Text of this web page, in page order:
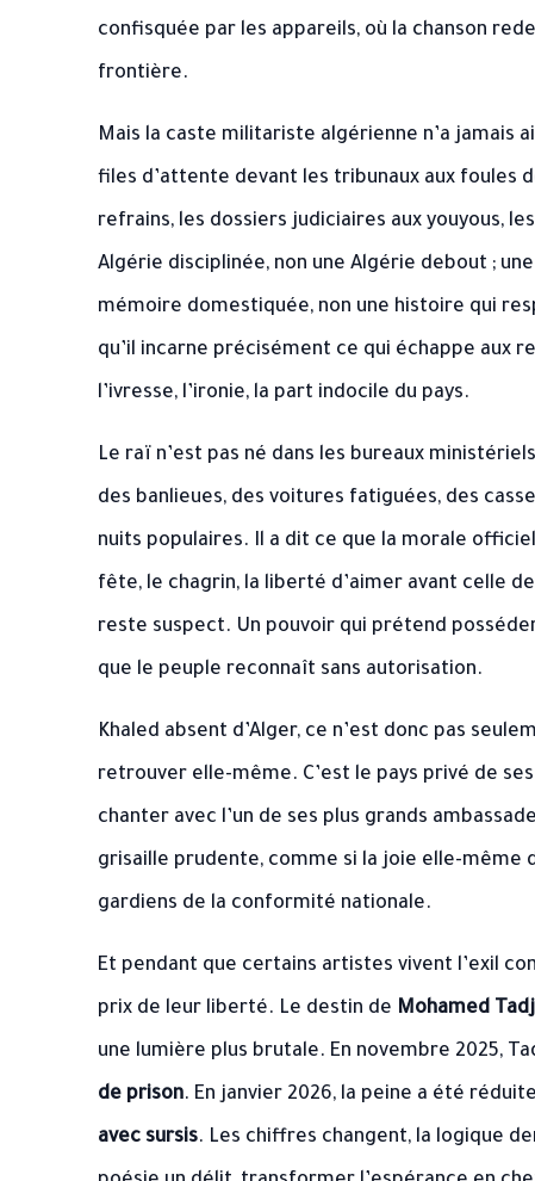
confisquée par les appareils, où la chanson
frontière.
Mais la caste militariste algérienne n’a jamais
files d’attente devant les tribunaux aux foules
refrains, les dossiers judiciaires aux youyous,
Algérie disciplinée, non une Algérie debout ;
mémoire domestiquée, non une histoire qui
qu’il incarne précisément ce qui échappe aux
l’ivresse, l’ironie, la part indocile du pays.
Le raï n’est pas né dans les bureaux
des banlieues, des voitures fatiguées, des
nuits populaires. Il a dit ce que la morale
fête, le chagrin, la liberté d’aimer avant celle
reste suspect. Un pouvoir qui prétend
que le peuple reconnaît sans autorisation.
Khaled absent d’Alger, ce n’est donc pas
retrouver elle-même. C’est le pays privé de
chanter avec l’un de ses plus grands
grisaille prudente, comme si la joie elle-même
gardiens de la conformité nationale.
Et pendant que certains artistes vivent l’exil
prix de leur liberté. Le destin de Mohamed
une lumière plus brutale. En novembre 2025,
de prison. En janvier 2026, la peine a été
avec sursis. Les chiffres changent, la logique